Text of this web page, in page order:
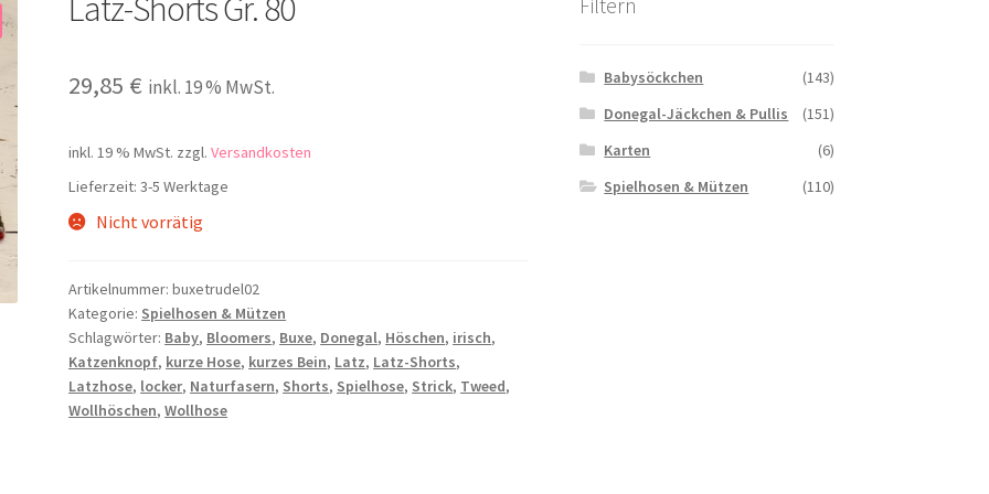
29,85 € inkl. 19 % MwSt.
inkl. 19 % MwSt. zzgl.Versandkosten
Lieferzeit:3-5 Werktage
Nicht vorrätig
Artikelnummer:buxetrudel02
Kategorie: Spielhosen & Mützen
Schlagwörter: Baby, Bloomers, Buxe, Donegal, Höschen, irisch,
Katzenknopf, kurze Hose, kurzes Bein, Latz, Latz-Shorts,
Latzhose, locker, Naturfasern, Shorts, Spielhose, Strick, Tweed,
Wollhöschen,Wollhose
Babysöckchen
(143)
Donegal-Jäckchen & Pullis
(151)
Karten
(6)
Spielhosen & Mützen
(110)